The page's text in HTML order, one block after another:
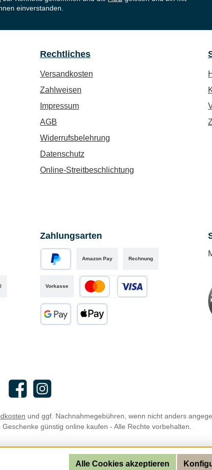
einverstanden.
Rechtliches
Versandkosten
Zahlweisen
Impressum
AGB
Widerrufsbelehrung
Datenschutz
Online-Streitbeschlichtung
Zahlungsarten
Amazon Pay Rechnung
Vorkasse
Kredit- oder Debitkarte
FacebookInstagram
und ggf. Nachnahmegebühren, wenn nicht anders
günstig online kaufen - Alle Rechte vorbehalten.
Alle Cookies akzeptieren